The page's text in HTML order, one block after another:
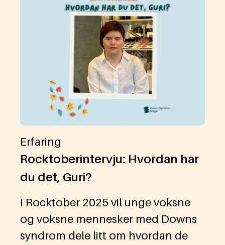
Erfaring
Rocktoberintervju: Hvordan har
du det, Guri?
I Rocktober 2025 vil unge voksne
og voksne mennesker med Downs
syndrom dele litt om hvordan de